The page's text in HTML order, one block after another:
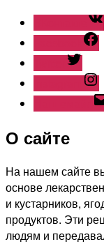
О сайте
На нашем сайте
основе
и кустарников,
продуктов. Эти
людям и